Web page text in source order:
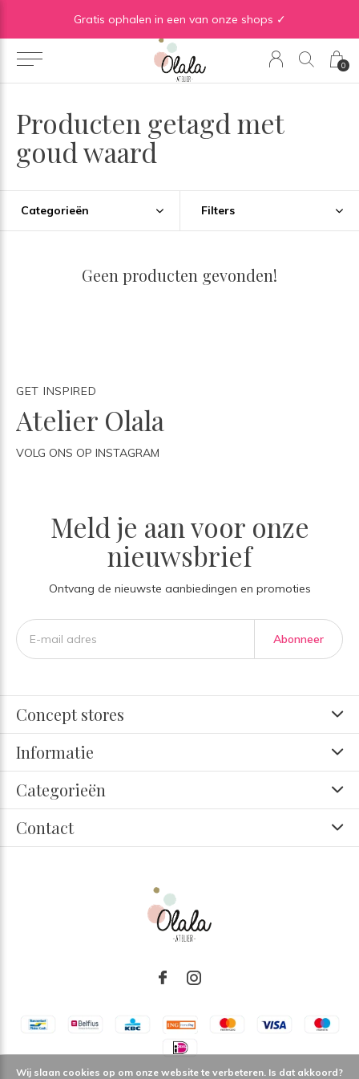
0
Gratis ophalen in een van onze shops ✓
Producten getagd met
goud waard
Categorieën Filters
Geen producten gevonden!
GET INSPIRED
Atelier Olala
VOLG ONS OP INSTAGRAM
Meld je aan voor onze
nieuwsbrief
Ontvang de nieuwste aanbiedingen en promoties
Abonneer
Concept stores
Informatie
Categorieën
Contact
Wij slaan cookies op om onze website te verbeteren. Is dat akkoord?